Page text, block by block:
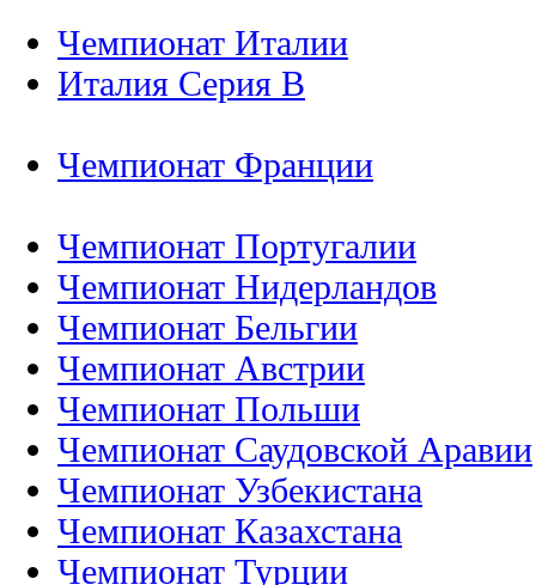
Чемпионат Италии
Италия Серия B
Чемпионат Франции
Чемпионат Португалии
Чемпионат Нидерландов
Чемпионат Бельгии
Чемпионат Австрии
Чемпионат Польши
Чемпионат Саудовской Аравии
Чемпионат Узбекистана
Чемпионат Казахстана
Чемпионат Турции